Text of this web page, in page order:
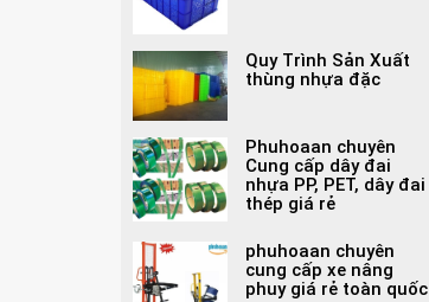
Quy Trình Sản Xuất
thùng nhựa đặc
Phuhoaan chuyên
Cung cấp dây đai
nhựa PP, PET, dây đai
thép giá rẻ
phuhoaan chuyên
cung cấp xe nâng
phuy giá rẻ toàn quốc